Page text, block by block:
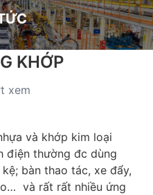
KHỚP
xem
và khớp kim loại
điện thường đc dùng
bàn thao tác, xe đẩy,
và rất rất nhiều ứng